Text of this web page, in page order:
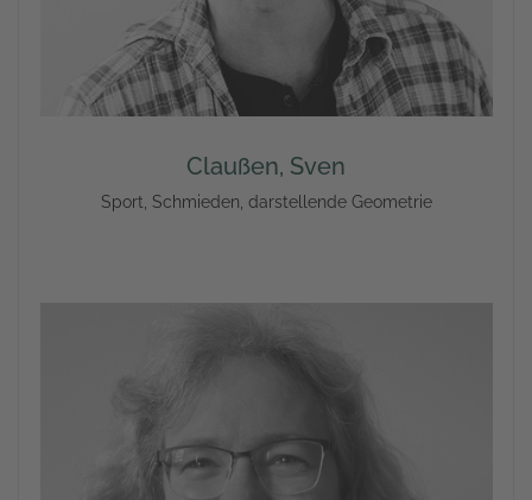
Claußen, Sven
Sport, Schmieden, darstellende Geometrie